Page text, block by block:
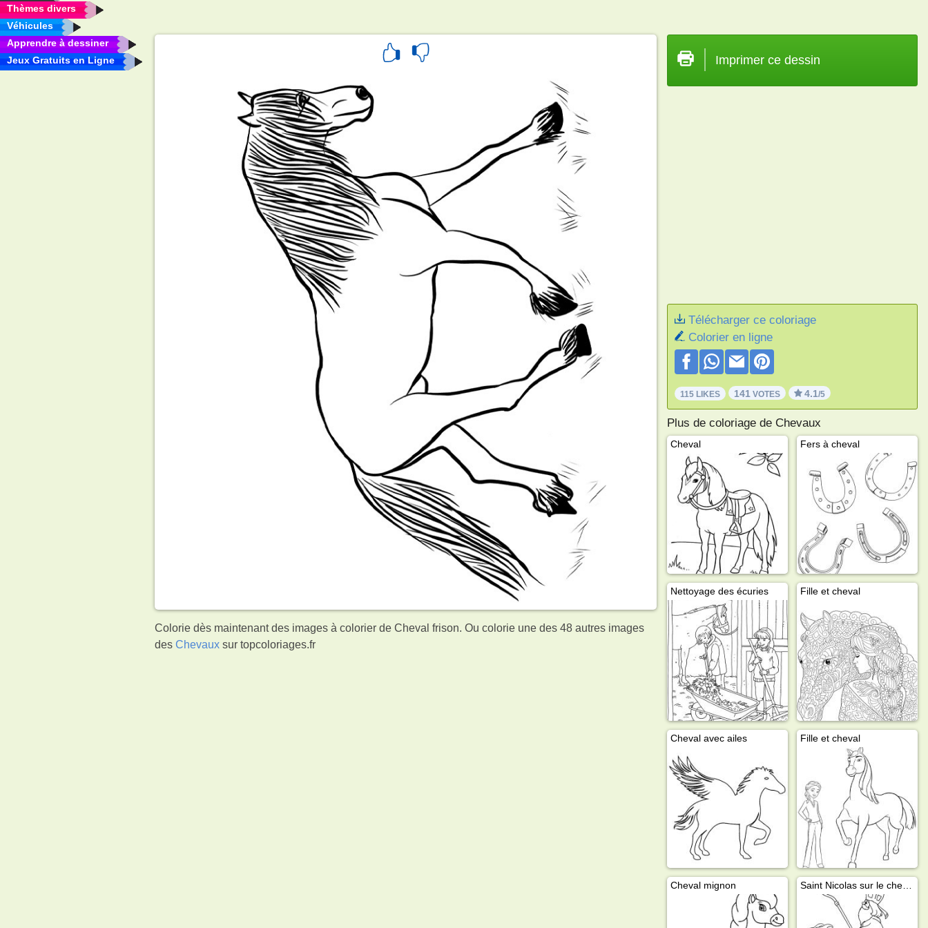
Thèmes divers
Véhicules
Apprendre à dessiner
Jeux Gratuits en Ligne
Colorie dès maintenant des images à colorier de Cheval frison. Ou colorie une des 48 autres images
desChevaux sur topcoloriages.fr
Imprimer ce dessin
Télécharger ce coloriage
Colorier en ligne
115 LIKES 141 VOTES 4.1/5
Plus de coloriage de Chevaux
Cheval Fers à cheval
Nettoyage des écuries Fille et cheval
Cheval avec ailes Fille et cheval
Cheval mignon Saint Nicolas sur le cheval